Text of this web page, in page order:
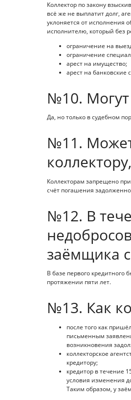
Коллектор по закону
всё же не выплатит долг,
уклоняется от исполнения
исполнителю, который без
ограничение на
ограничение
арест на имущество;
арест на банковские
№10. Могут
Да, но только в судебном
№11.
Коллекторам запрещено
счёт погашения
№12. В
заёмщика
В базе первого кредитного
протяжении пяти лет.
№13. Как
после того как
письменным
возникновения
коллекторское
кредитору;
кредитор в течение
условия изменения
Таким образом, у